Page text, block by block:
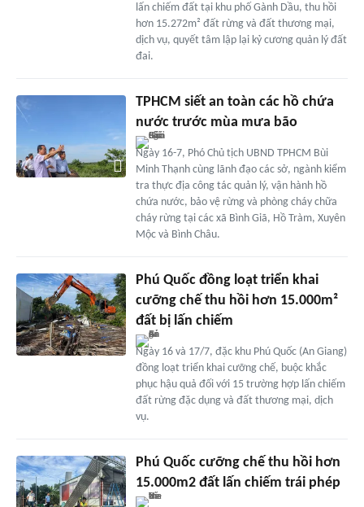
lấn chiếm đất tại khu phố Gành Dầu, thu hồi
hơn 15.272m² đất rừng và đất thương mại,
dịch vụ, quyết tâm lập lại kỷ cương quản lý đất
đai.
TPHCM siết an toàn các hồ chứa
nước trước mùa mưa bão
Ngày 16-7, Phó Chủ tịch UBND TPHCM Bùi
Minh Thạnh cùng lãnh đạo các sở, ngành kiểm
tra thực địa công tác quản lý, vận hành hồ
chứa nước, bảo vệ rừng và phòng cháy chữa
cháy rừng tại các xã Bình Giã, Hồ Tràm, Xuyên
Mộc và Bình Châu.
Phú Quốc đồng loạt triển khai
cưỡng chế thu hồi hơn 15.000m²
đất bị lấn chiếm
Ngày 16 và 17/7, đặc khu Phú Quốc (An Giang)
đồng loạt triển khai cưỡng chế, buộc khắc
phục hậu quả đối với 15 trường hợp lấn chiếm
đất rừng đặc dụng và đất thương mại, dịch
vụ.
Phú Quốc cưỡng chế thu hồi hơn
15.000m2 đất lấn chiếm trái phép